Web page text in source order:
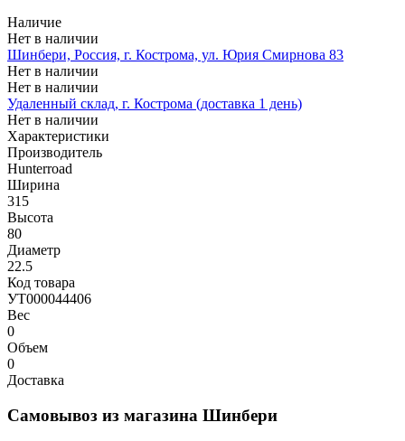
Наличие
Нет в наличии
Шинбери, Россия, г. Кострома, ул. Юрия Смирнова 83
Нет в наличии
Нет в наличии
Удаленный склад, г. Кострома (доставка 1 день)
Нет в наличии
Характеристики
Производитель
Hunterroad
Ширина
315
Высота
80
Диаметр
22.5
Код товара
УТ000044406
Вес
0
Объем
0
Доставка
Самовывоз из магазина Шинбери